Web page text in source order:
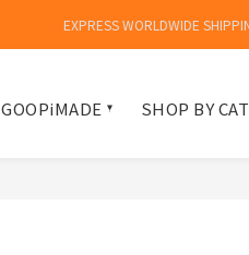
EXPRESS WORLDWIDE
GOOPiMADE SHOP BY